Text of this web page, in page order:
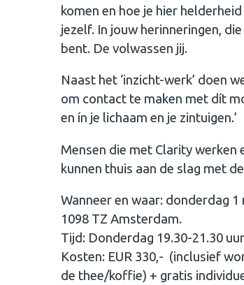
komen en hoe je hier
jezelf. In jouw herinneringen,
bent. De volwassen jij.
Naast het ‘inzicht-werk’ doen
om contact te maken met dít
en ín je lichaam en je zintuigen.’
Mensen die met Clarity werken
kunnen thuis aan de slag met
Wanneer en waar: donderdag
1098 TZ Amsterdam.
Tijd: Donderdag 19.30-21.30
Kosten: EUR 330,- (inclusief
de thee/koffie) + gratis